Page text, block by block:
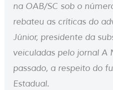
na OAB/SC sob o
rebateu as críticas do
Júnior, presidente da
veiculadas pelo jornal A
passado, a respeito do
Estadual.